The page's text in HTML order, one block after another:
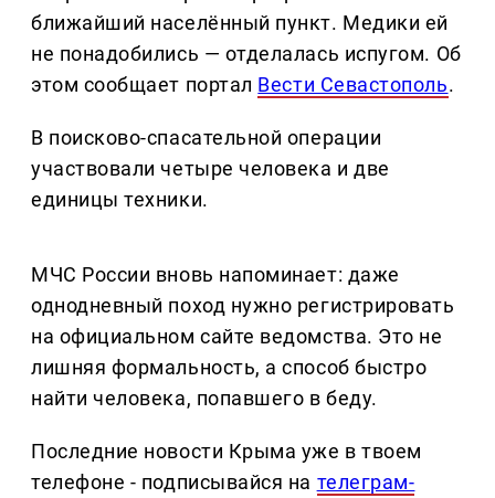
ближайший населённый пункт. Медики ей
не понадобились — отделалась испугом. Об
этом сообщает портал Вести Севастополь.
В поисково-спасательной операции
участвовали четыре человека и две
единицы техники.
МЧС России вновь напоминает: даже
однодневный поход нужно регистрировать
на официальном сайте ведомства. Это не
лишняя формальность, а способ быстро
найти человека, попавшего в беду.
Последние новости Крыма уже в твоем
телефоне - подписывайся на телеграм-